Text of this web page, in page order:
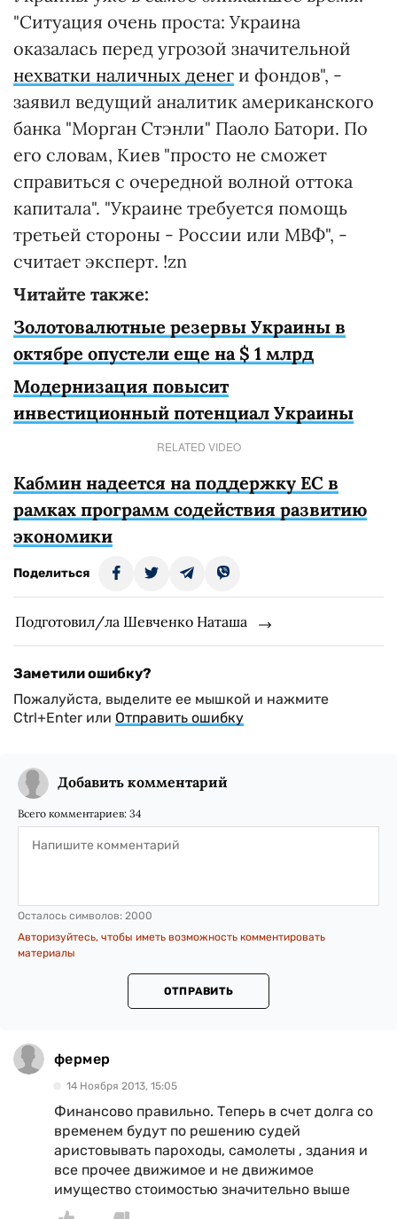
"Ситуация очень проста: Украина
оказалась перед угрозой значительной
нехватки наличных денег и фондов", -
заявил ведущий аналитик американского
банка "Морган Стэнли" Паоло Батори. По
его словам, Киев "просто не сможет
справиться с очередной волной оттока
капитала". "Украине требуется помощь
третьей стороны - России или МВФ", -
считает эксперт. !zn
Читайте также:
Золотовалютные резервы Украины в
октябре опустели еще на $ 1 млрд
Модернизация повысит
инвестиционный потенциал Украины
RELATED VIDEO
Кабмин надеется на поддержку ЕС в
рамках программ содействия развитию
экономики
Поделиться
Подготовил/ла Шевченко Наташа
Заметили ошибку?
Пожалуйста, выделите ее мышкой и нажмите
Ctrl+Enter или Отправить ошибку
Добавить комментарий
Всего комментариев: 34
Осталось символов: 2000
Авторизуйтесь, чтобы иметь возможность комментировать
материалы
ОТПРАВИТЬ
фермер
14 Ноября 2013, 15:05
Финансово правильно. Теперь в счет долга со
временем будут по решению судей
аристовывать пароходы, самолеты , здания и
все прочее движимое и не движимое
имущество стоимостью значительно выше